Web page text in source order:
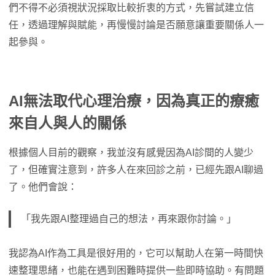
們不得不必須視狀況採取比較折衷的方式，先嘗試建立信
任，透過理解與賦能，再慢慢討論是否願意讓重要關係人一
起參與。
AI無法取代心理治療，因為真正的療癒
來自人與人的關係
根據個人目前的觀察，我並沒有感覺因為AI診間的人變少
了，但確實注意到，許多人在來回診之前，已經先跟AI聊過
了。他們會說：
「我先跟AI整理過自己的想法，再來跟你討論。」
我認為AI作為工具是很好用的，它可以幫助人在第一時間快
速整理思緒，也能在遇到困難時提供一些即時協助。有問題